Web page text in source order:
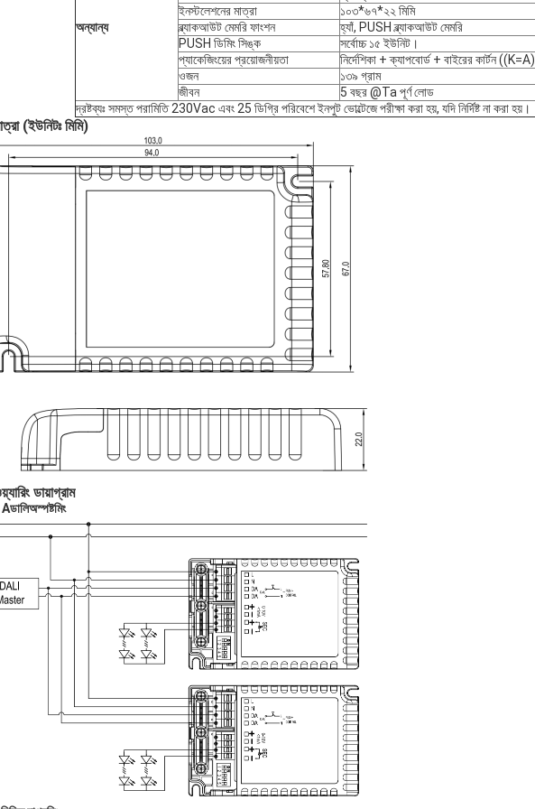
অন্যান্য
ইনস্টলেশনের মাত্রা
১০৩*৬৭*২২ মিমি
ব্ল্যাকআউট মেমরি ফাংশন
হ্যাঁ, PUSH ব্ল্যাকআউট মেমরি
PUSH ডিমিং সিঙ্ক
সর্বোচ্চ ১৫ ইউনিট।
প্যাকেজিংয়ের প্রয়োজনীয়তা
নির্দেশিকা + ক্যাপবোর্ড + বাইরের কার্টন ((K=A)
ওজন
১৩৯ গ্রাম
জীবন
5 বছর @Ta পূর্ণ লোড
দ্রষ্টব্যঃ সমস্ত পরামিতি 230Vac এবং 25 ডিগ্রি পরিবেশে ইনপুট ভোল্টেজে পরীক্ষা করা হয়, যদি নির্দিষ্ট না করা হয়।
(ইউনিটঃ মিমি)
ডায়াগ্রাম
Aডালিঅস্পষ্টমিং